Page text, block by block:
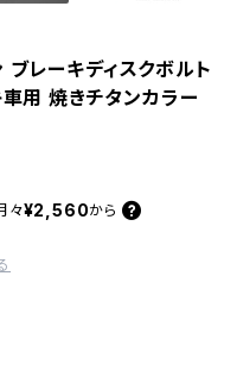
レーキディスクボルト
用 焼きチタンカラー
々¥2,560から